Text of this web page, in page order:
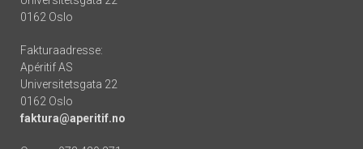
0162 Oslo
Fakturaadresse:
Apéritif AS
Universitetsgata 22
0162 Oslo
faktura@aperitif.no